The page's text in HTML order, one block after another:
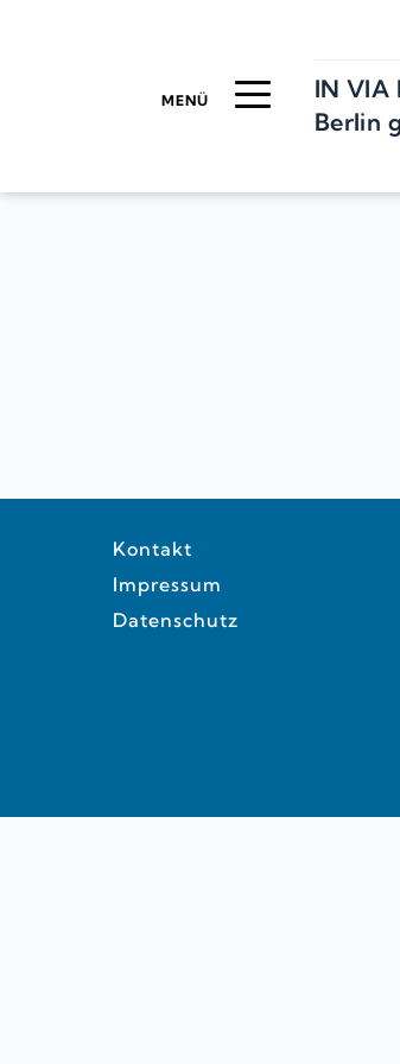
MENÜ
IN VIA
Berlin
Kontakt
Impressum
Datenschutz